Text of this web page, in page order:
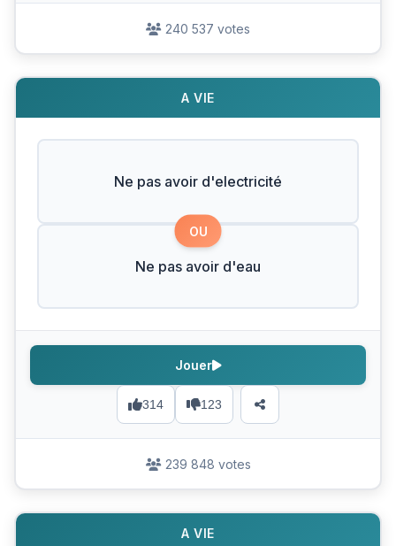
240 537 votes
A VIE
Ne pas avoir d'electricité
OU
Ne pas avoir d'eau
314 123
Jouer
239 848 votes
A VIE